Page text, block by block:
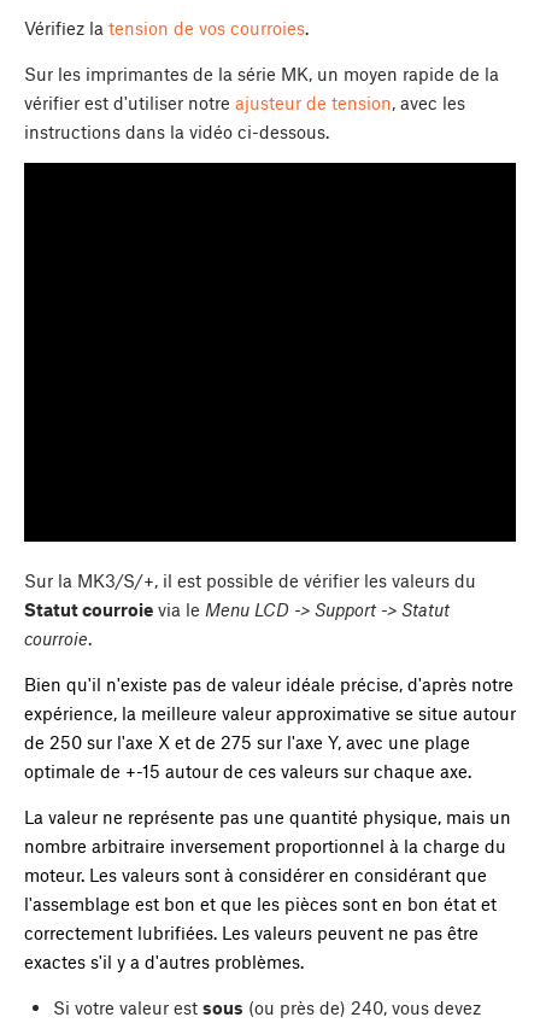
Vérifiez la tension de vos courroies.
Sur les imprimantes de la série MK, un moyen rapide de la
vérifier est d'utiliser notre ajusteur de tension, avec les
instructions dans la vidéo ci-dessous.
Sur la MK3/S/+, il est possible de vérifier les valeurs du
Statut courroie via le Menu LCD -> Support -> Statut
courroie.
Bien qu'il n'existe pas de valeur idéale précise, d'après notre
expérience, la meilleure valeur approximative se situe autour
de 250 sur l'axe X et de 275 sur l'axe Y, avec une plage
optimale de +-15 autour de ces valeurs sur chaque axe.
La valeur ne représente pas une quantité physique, mais un
nombre arbitraire inversement proportionnel à la charge du
moteur. Les valeurs sont à considérer en considérant que
l'assemblage est bon et que les pièces sont en bon état et
correctement lubrifiées. Les valeurs peuvent ne pas être
exactes s'il y a d'autres problèmes.
Si votre valeur est sous (ou près de) 240, vous devez